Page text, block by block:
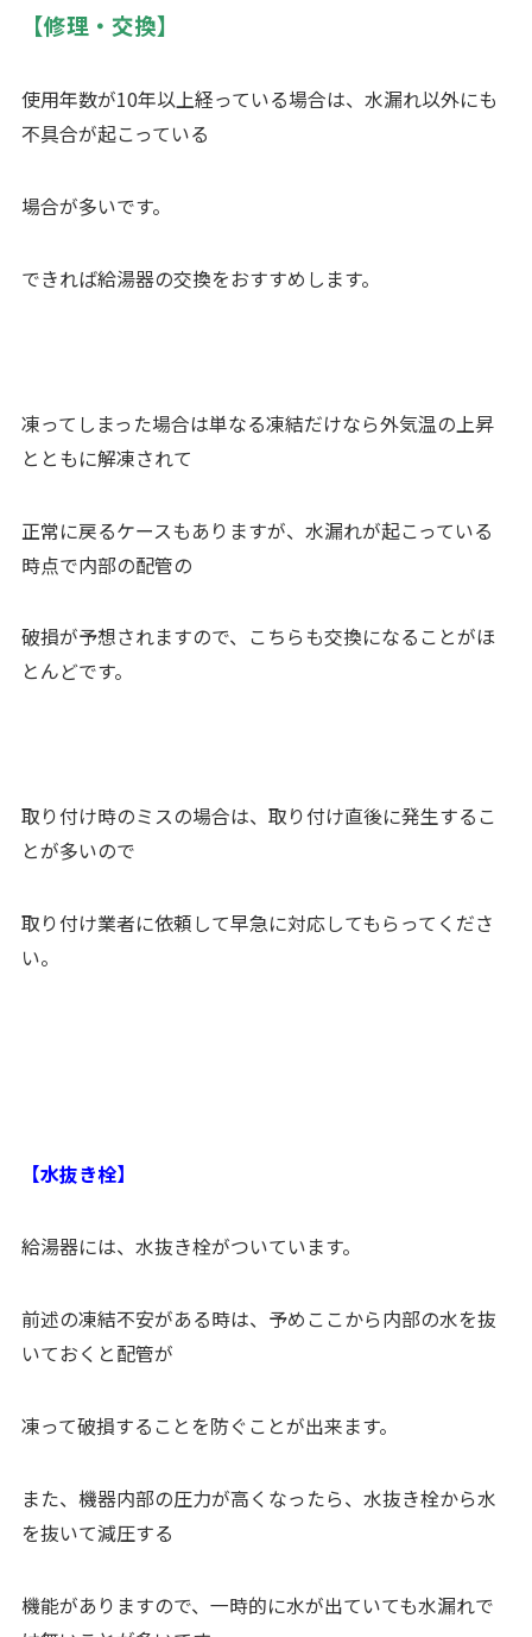
【修理・交換】
使用年数が10年以上経っている場合は、水漏れ以外にも
不具合が起こっている
場合が多いです。
できれば給湯器の交換をおすすめします。
凍ってしまった場合は単なる凍結だけなら外気温の上昇
とともに解凍されて
正常に戻るケースもありますが、水漏れが起こっている
時点で内部の配管の
破損が予想されますので、こちらも交換になることがほ
とんどです。
取り付け時のミスの場合は、取り付け直後に発生するこ
とが多いので
取り付け業者に依頼して早急に対応してもらってくださ
い。
【水抜き栓】
給湯器には、水抜き栓がついています。
前述の凍結不安がある時は、予めここから内部の水を抜
いておくと配管が
凍って破損することを防ぐことが出来ます。
また、機器内部の圧力が高くなったら、水抜き栓から水
を抜いて減圧する
機能がありますので、一時的に水が出ていても水漏れで